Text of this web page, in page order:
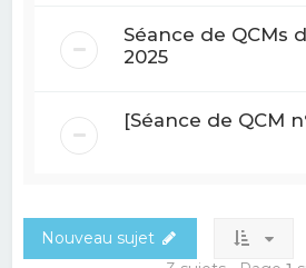
Séance de QCMs
2025
[Séance de QCM
Nouveau sujet